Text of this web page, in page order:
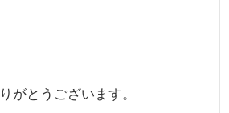
がとうございます。